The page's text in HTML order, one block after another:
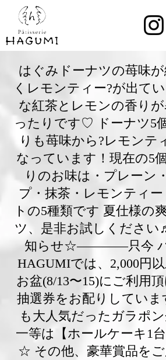
はぐみドーナツの苺味
くレモンティー?が出て
な紅茶とレモンの香り
ったりです♡ ドーナツ5
りも苺味から?レモンテ
なっています！現在の5
りのお味は・プレーン
プ・抹茶・レモンティ
トの5種類です 夏仕様の
ツ、是非お試しくだ
知らせ☆————只今 パ
HAGUMIでは、2,000円
お盆(8/13〜15)にご利用
抽選券をお配りしてい
も大人気だったガラポ
一等は【ホールケーキ1
☆ その他、豪華賞品を